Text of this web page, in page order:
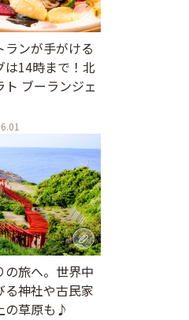
ランが手がける
は14時まで！北
ブーランジェ
の旅へ。世界中
る神社や古民家
の草原も♪